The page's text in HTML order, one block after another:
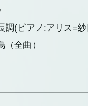
調(ピアノ:アリス=
全曲）